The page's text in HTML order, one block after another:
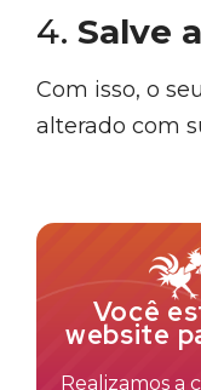
4. Salve
Com isso, o
alterado com
Você
website
Realizamos a